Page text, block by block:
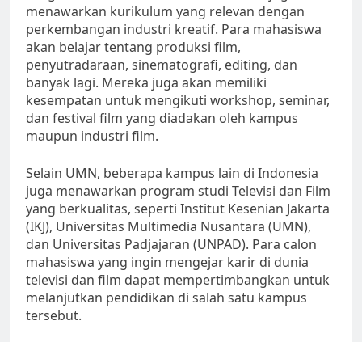
menawarkan kurikulum yang relevan dengan
perkembangan industri kreatif. Para mahasiswa
akan belajar tentang produksi film,
penyutradaraan, sinematografi, editing, dan
banyak lagi. Mereka juga akan memiliki
kesempatan untuk mengikuti workshop, seminar,
dan festival film yang diadakan oleh kampus
maupun industri film.
Selain UMN, beberapa kampus lain di Indonesia
juga menawarkan program studi Televisi dan Film
yang berkualitas, seperti Institut Kesenian Jakarta
(IKJ), Universitas Multimedia Nusantara (UMN),
dan Universitas Padjajaran (UNPAD). Para calon
mahasiswa yang ingin mengejar karir di dunia
televisi dan film dapat mempertimbangkan untuk
melanjutkan pendidikan di salah satu kampus
tersebut.